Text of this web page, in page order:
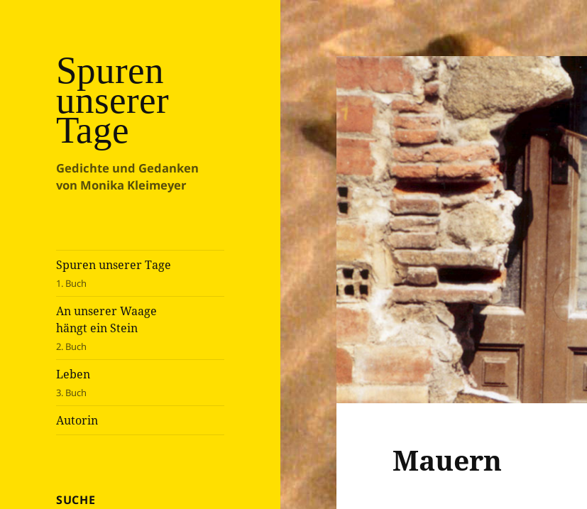
Spuren
unserer
Tage
Gedichte und Gedanken
von Monika Kleimeyer
Spuren unserer Tage
1. Buch
An unserer Waage
hängt ein Stein
2. Buch
Leben
3. Buch
Autorin
SUCHE
Mauern